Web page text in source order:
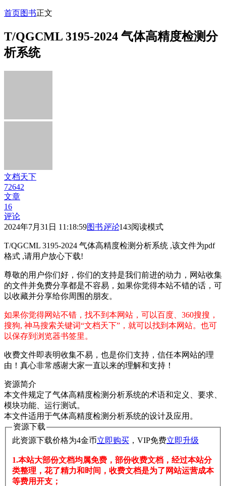
首页图书正文
T/QGCML 3195-2024 气体高精度检测分
析系统
文档天下
72642
文章
16
评论
2024年7月31日 11:18:59图书评论143阅读模式
T/QGCML 3195-2024 气体高精度检测分析系统 ,该文件为pdf
格式 ,请用户放心下载!
尊敬的用户你们好，你们的支持是我们前进的动力，网站收集
的文件并免费分享都是不容易，如果你觉得本站不错的话，可
以收藏并分享给你周围的朋友。
如果你觉得网站不错，找不到本网站，可以百度、360搜搜，
搜狗, 神马搜索关键词“文档天下”，就可以找到本网站。也可
以保存到浏览器书签里。
收费文件即表明收集不易，也是你们支持，信任本网站的理
由！真心非常感谢大家一直以来的理解和支持！
资源简介
本文件规定了气体高精度检测分析系统的术语和定义、要求、
模块功能、运行测试。
本文件适用于气体高精度检测分析系统的设计及应用。
资源下载
此资源下载价格为4金币立即购买 ，VIP免费立即升级
1.本站大部份文档均属免费，部份收费文档，经过本站分
类整理，花了精力和时间，收费文档是为了网站运营成本
等费用开支；